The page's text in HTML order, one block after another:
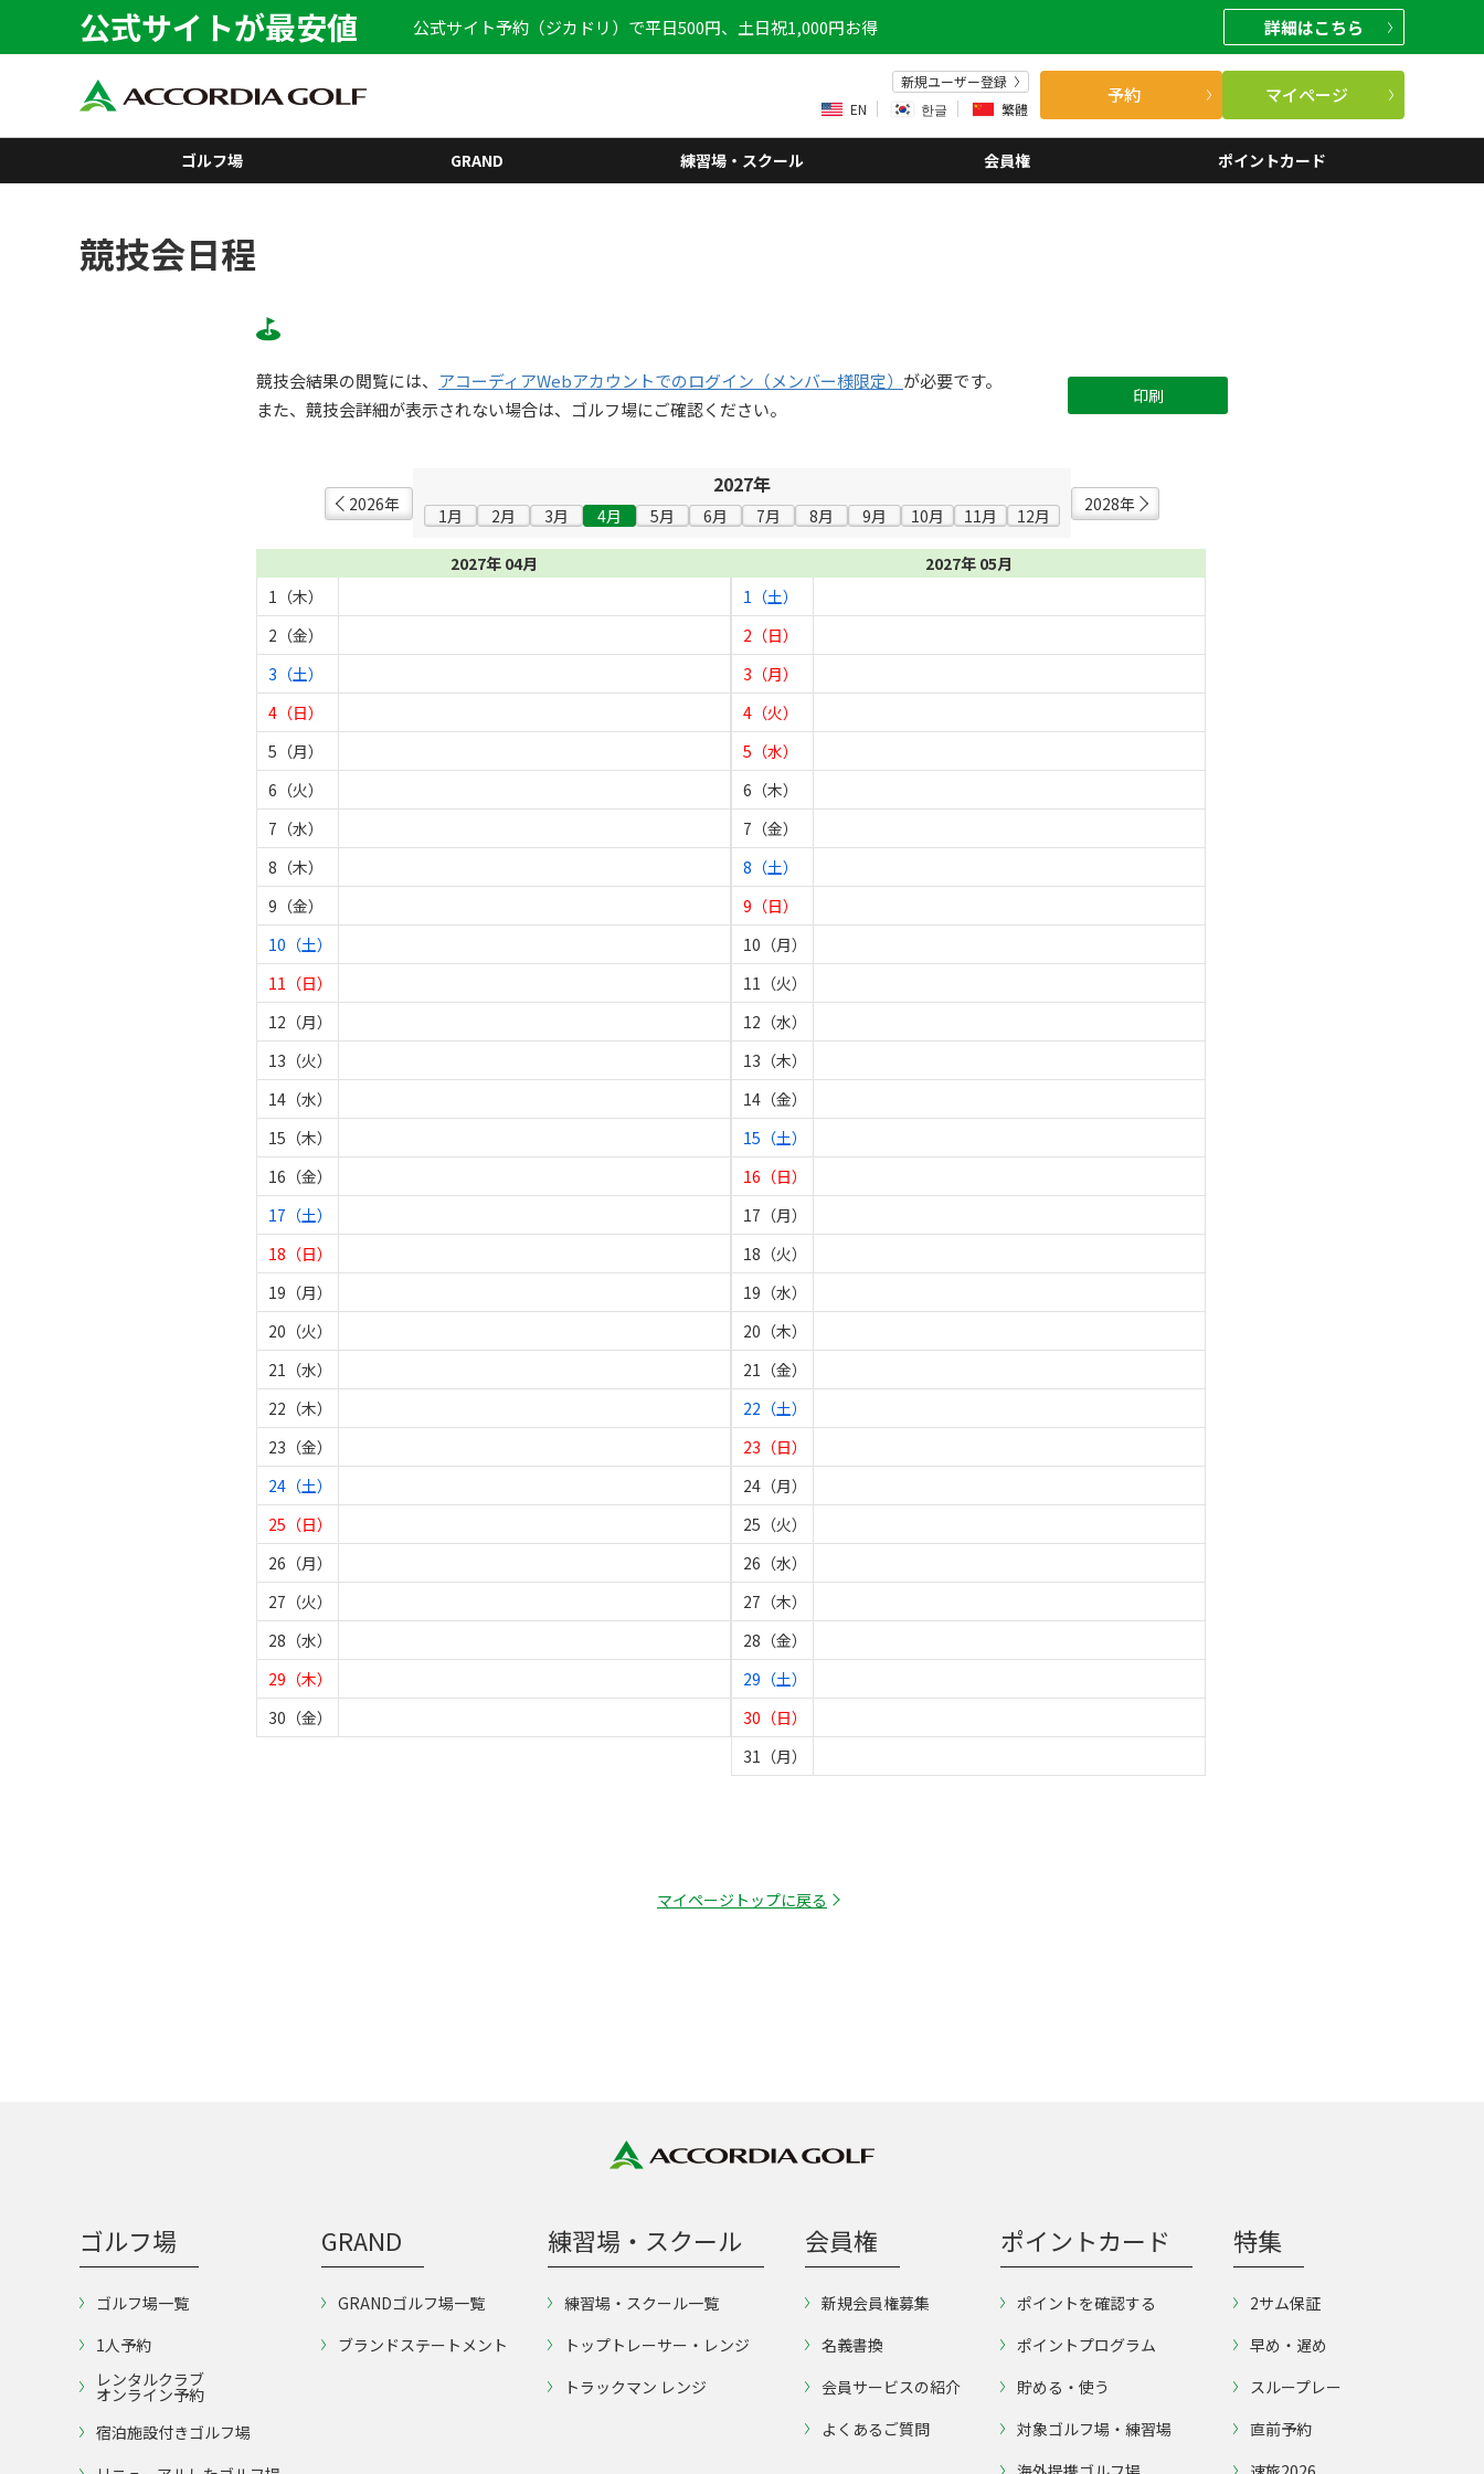
公式サイトが最安値 公式サイト予約（ジカドリ）で平日500円、土日祝1,000円お得 詳細はこちら
新規ユーザー登録
EN
한글 繁體
予約 マイページ
ゴルフ場 GRAND 練習場・スクール 会員権 ポイントカード
競技会日程
競技会結果の閲覧には、 アコーディアWebアカウントでのログイン（メンバー様限定） が必要です。
また、競技会詳細が表示されない場合は、ゴルフ場にご確認ください。
印刷
2026年
2027年
1月 2月 3月 4月 5月 6月 7月 8月 9月 10月 11月 12月
2028年
2027年 04月
1（木）
2（金）
3（土）
4（日）
5（月）
6（火）
7（水）
8（木）
9（金）
10（土）
11（日）
12（月）
13（火）
14（水）
15（木）
16（金）
17（土）
18（日）
19（月）
20（火）
21（水）
22（木）
23（金）
24（土）
25（日）
26（月）
27（火）
28（水）
29（木）
30（金）
2027年 05月
1（土）
2（日）
3（月）
4（火）
5（水）
6（木）
7（金）
8（土）
9（日）
10（月）
11（火）
12（水）
13（木）
14（金）
15（土）
16（日）
17（月）
18（火）
19（水）
20（木）
21（金）
22（土）
23（日）
24（月）
25（火）
26（水）
27（木）
28（金）
29（土）
30（日）
31（月）
マイページトップに戻る
ゴルフ場
ゴルフ場一覧
1人予約
レンタルクラブ
オンライン予約
宿泊施設付きゴルフ場
GRAND
GRANDゴルフ場一覧
ブランドステートメント
練習場・スクール
練習場・スクール一覧
トップトレーサー・レンジ
トラックマン レンジ
会員権
新規会員権募集
名義書換
会員サービスの紹介
よくあるご質問
ポイントカード
ポイントを確認する
ポイントプログラム
貯める・使う
対象ゴルフ場・練習場
特集
2サム保証
早め・遅め
スループレー
直前予約